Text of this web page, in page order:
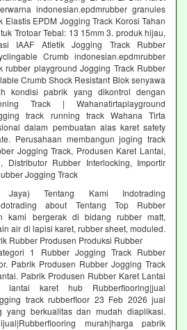
indonesian.epdmrubber granules
EPDM Jogging Track Korosi Tahan
Trotoar Tebal: 13 15mm 3. produk hijau,
IAAF Atletik Jogging Track Rubber
Crumb indonesian.epdmrubber
rubber playground Jogging Track Rubber
Crumb Shock Resistant Blok senyawa
kondisi pabrik yang dikontrol dengan
Track | Wahanatirtaplayground
track running track Wahana Tirta
dalam pembuatan alas karet safety
Perusahaan membangun joging track
Jogging Track, Produsen Karet Lantai,
Distributor Rubber Interlocking, Importir
Jogging Track
Tentang Kami Indotrading
about Tentang Top Rubber
kami bergerak di bidang rubber matt,
air di lapisi karet, rubber sheet, moduled.
Rubber Produsen Produksi Rubber
1 Rubber Jogging Track Rubber
Pabrik Produsen Rubber Jogging Track
Pabrik Produsen Rubber Karet Lantai
lantai karet hub Rubberflooring|jual
track rubberfloor 23 Feb 2026 jual
yang berkualitas dan mudah diaplikasi.
murah|harga pabrik